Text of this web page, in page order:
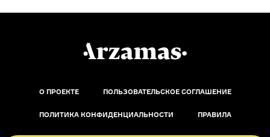
О ПРОЕКТЕ ПОЛЬЗОВАТЕЛЬСКОЕ СОГЛАШЕНИЕ
ПОЛИТИКА КОНФИДЕНЦИАЛЬНОСТИ ПРАВИЛА